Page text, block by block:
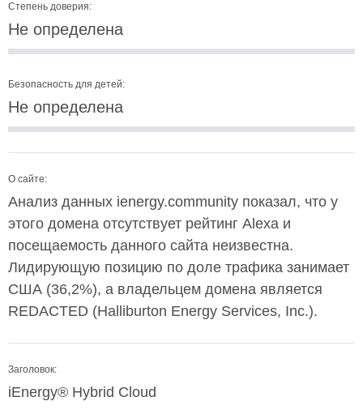
Степень доверия:
Не определена
Безопасность для детей:
Не определена
О сайте:
Анализ данных ienergy.community показал, что у
этого домена отсутствует рейтинг Alexa и
посещаемость данного сайта неизвестна.
Лидирующую позицию по доле трафика занимает
США (36,2%), а владельцем домена является
REDACTED (Halliburton Energy Services, Inc.).
Заголовок:
iEnergy® Hybrid Cloud